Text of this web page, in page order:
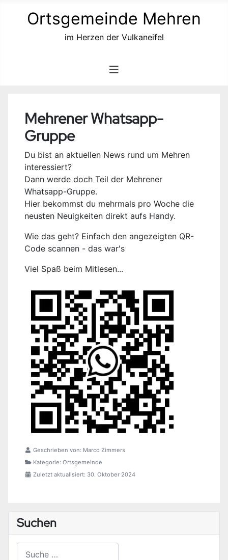
Ortsgemeinde Mehren
im Herzen der Vulkaneifel
Mehrener Whatsapp-
Gruppe
Du bist an aktuellen News rund um Mehren
interessiert?
Dann werde doch Teil der Mehrener
Whatsapp-Gruppe.
Hier bekommst du mehrmals pro Woche die
neusten Neuigkeiten direkt aufs Handy.
Wie das geht? Einfach den angezeigten QR-
Code scannen - das war's
Viel Spaß beim Mitlesen...
Geschrieben von: Marco Zimmers
Kategorie: Ortsgemeinde
Zuletzt aktualisiert: 30. Oktober 2024
Suchen